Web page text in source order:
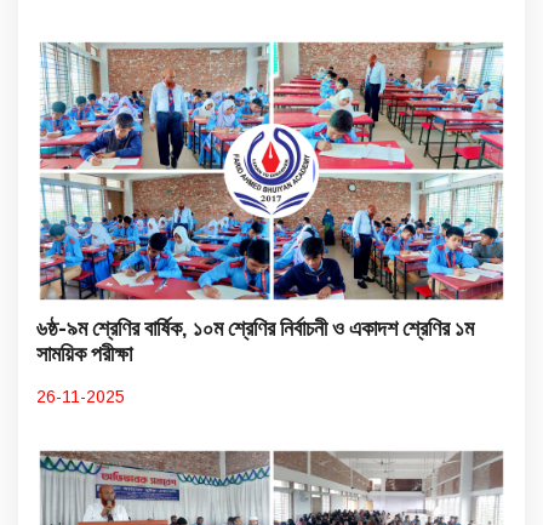
৬ষ্ঠ-৯ম শ্রেণির বার্ষিক, ১০ম শ্রেণির নির্বাচনী ও একাদশ শ্রেণির ১ম
সাময়িক পরীক্ষা
26-11-2025